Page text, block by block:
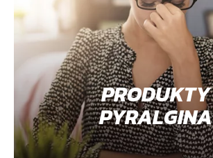
PRODUKTY
PYRALGINA